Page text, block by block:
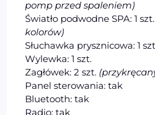
pomp przed spaleniem)
Światło podwodne SPA: 1 szt.
kolorów)
Słuchawka prysznicowa: 1
Wylewka: 1 szt.
Zagłówek: 2 szt.
Panel sterowania: tak
Bluetooth: tak
Radio: tak